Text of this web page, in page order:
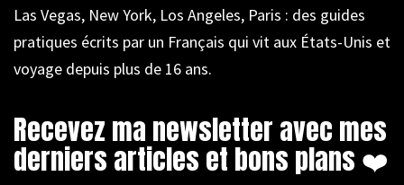
Las Vegas, New York, Los Angeles, Paris : des guides
pratiques écrits par un Français qui vit aux États-Unis et
voyage depuis plus de 16 ans.
Recevez ma newsletter avec mes
derniers articles et bons plans ❤️